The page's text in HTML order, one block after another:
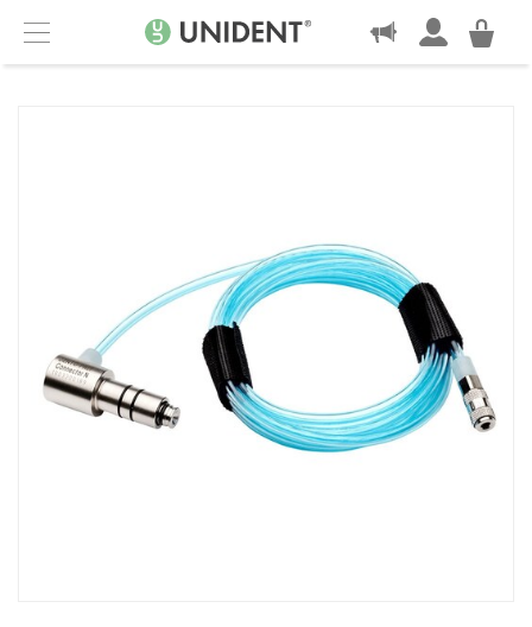
Menu
KONTAKT